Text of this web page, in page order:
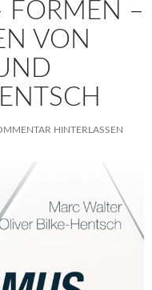
FORMEN –
VON
HINTERLASSEN